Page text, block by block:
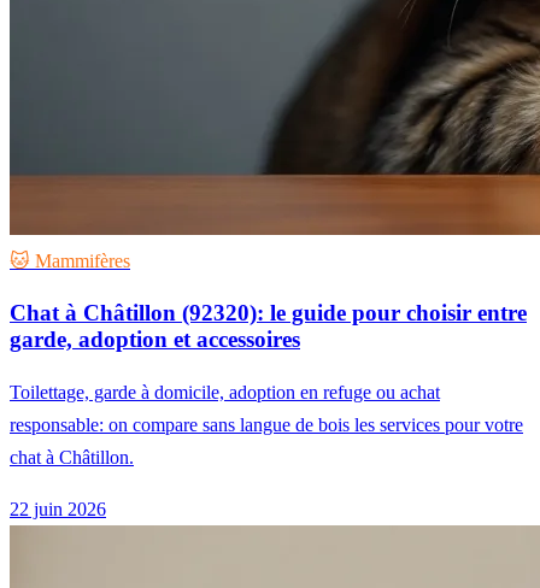
🐱 Mammifères
Chat à Châtillon (92320): le guide pour choisir entre
garde, adoption et accessoires
Toilettage, garde à domicile, adoption en refuge ou achat
responsable: on compare sans langue de bois les services pour votre
chat à Châtillon.
22 juin 2026